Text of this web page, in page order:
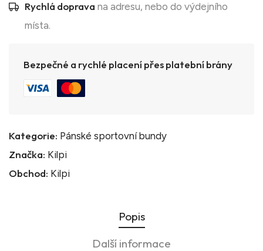
Rychlá doprava na adresu, nebo do výdejního
místa.
Bezpečné a rychlé placení přes platební brány
Kategorie: Pánské sportovní bundy
Značka: Kilpi
Obchod: Kilpi
Popis
Další informace